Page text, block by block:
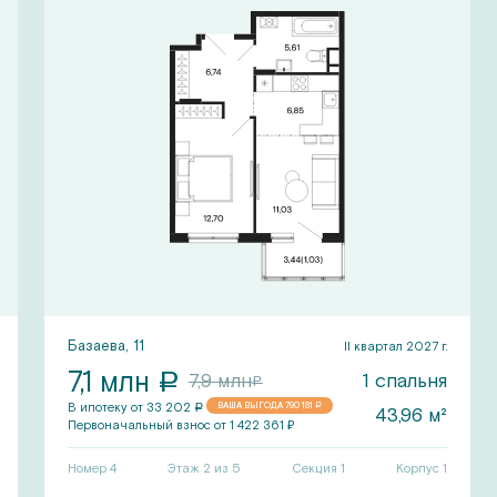
Базаева, 11 II квартал 2027 г.
7,1 млн a 7,9млнa 1 спальня
В ипотеку от 33 202 a ВАША ВЫГОДА 790 181 a
Первоначальный взнос от 1 422 361 ₽ 43,96 м²
Номер 4 Этаж 2 из 5 Секция1 Корпус1